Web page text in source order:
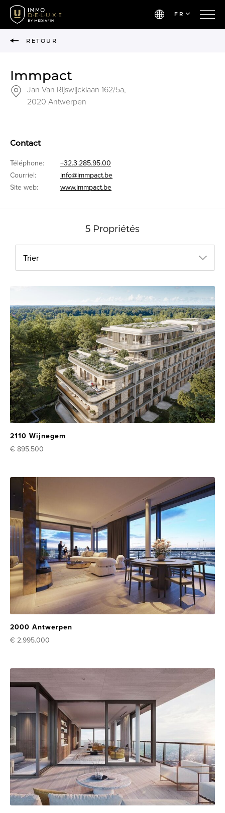
FR
RETOUR
Immpact
Jan Van Rijswijcklaan 162/5a,
2020 Antwerpen
Contact
Téléphone:
+32.3.285.95.00
Courriel:
info@immpact.be
Site web:
www.immpact.be
5 Propriétés
Trier
2110 Wijnegem
€ 895.500
2000 Antwerpen
€ 2.995.000